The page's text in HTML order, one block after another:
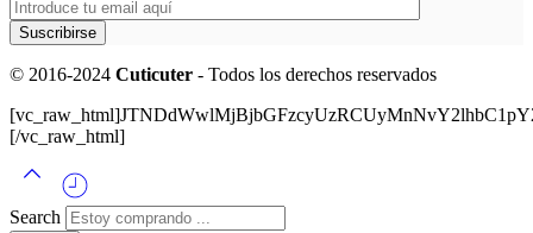
© 2016-2024 Cuticuter - Todos los derechos reservados
[/vc_raw_html]
Search